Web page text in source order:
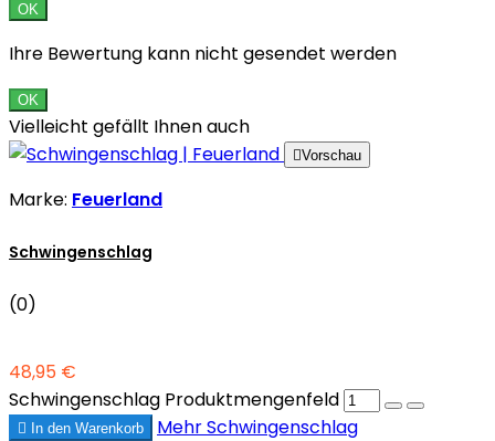
OK
Ihre Bewertung kann nicht gesendet werden
OK
Vielleicht gefällt Ihnen auch
Vorschau
Marke: Feuerland
Schwingenschlag
(0)
48,95 €
Schwingenschlag Produktmengenfeld
 In den Warenkorb MehrSchwingenschlag